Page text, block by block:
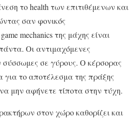
το health των επιτιθέμενων και
σαν φονικός
mechanics της μάχης είναι
Οι αντιμαχόμενες
σύσσωμες σε γύρους. Ο κέρσορας
για το αποτέλεσμα της πράξης
μην αφήνετε τίποτα στην τύχη.
στον χώρο καθορίζει και